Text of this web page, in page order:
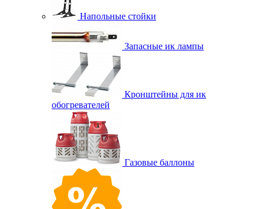
Напольные стойки
Запасные ик лампы
Кронштейны для ик
обогревателей
Газовые баллоны